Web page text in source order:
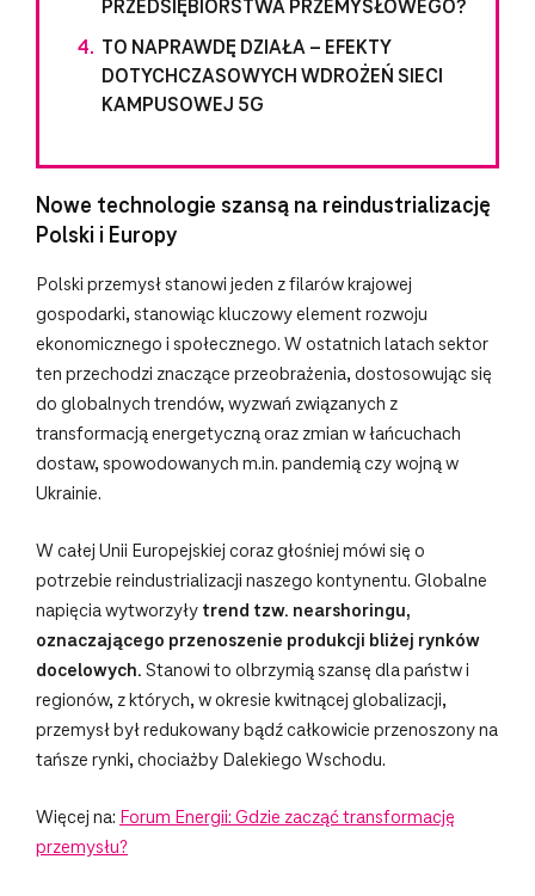
PRZEDSIĘBIORSTWA PRZEMYSŁOWEGO?
TO NAPRAWDĘ DZIAŁA – EFEKTY
DOTYCHCZASOWYCH WDROŻEŃ SIECI
KAMPUSOWEJ 5G
Nowe technologie szansą na reindustrializację
Polski i Europy
Polski przemysł stanowi jeden z filarów krajowej
gospodarki, stanowiąc kluczowy element rozwoju
ekonomicznego i społecznego. W ostatnich latach sektor
ten przechodzi znaczące przeobrażenia, dostosowując się
do globalnych trendów, wyzwań związanych z
transformacją energetyczną oraz zmian w łańcuchach
dostaw, spowodowanych m.in. pandemią czy wojną w
Ukrainie.
W całej Unii Europejskiej coraz głośniej mówi się o
potrzebie reindustrializacji naszego kontynentu. Globalne
napięcia wytworzyły trend tzw. nearshoringu,
oznaczającego przenoszenie produkcji bliżej rynków
docelowych. Stanowi to olbrzymią szansę dla państw i
regionów, z których, w okresie kwitnącej globalizacji,
przemysł był redukowany bądź całkowicie przenoszony na
tańsze rynki, chociażby Dalekiego Wschodu.
Więcej na: Forum Energii: Gdzie zacząć transformację
przemysłu?